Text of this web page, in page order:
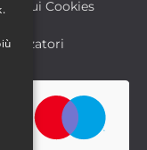
sui Cookies